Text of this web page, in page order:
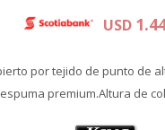
USD
por tejido de punto de
premium.Altura de